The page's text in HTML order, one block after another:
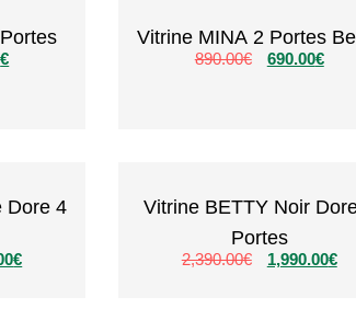
€
Vitrine MINA 2 Portes
890.00€ 690.00€
Dore 4
€
Vitrine BETTY Noir
Portes
2,390.00€ 1,990.00€